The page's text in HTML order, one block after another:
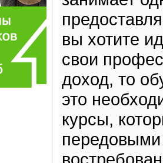
вы хотите
свои
доход, то
это
курсы,